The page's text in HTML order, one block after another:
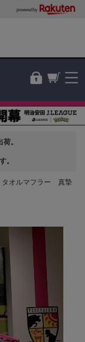
powered by
。
。
タオルマフラー 真摯